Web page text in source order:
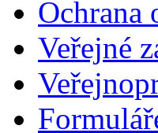
Ochrana
Veřejné